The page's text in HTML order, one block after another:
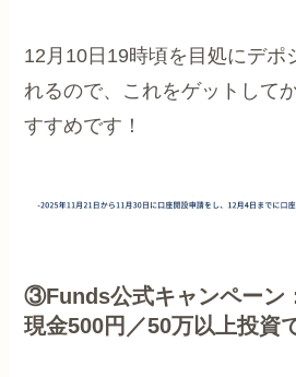
12月10日19時頃を目処にデポ
れるので、これをゲットして
すすめです！
③Funds公式キャンペーン
現金500円／50万以上投資